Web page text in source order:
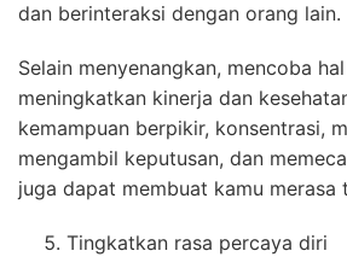
dan berinteraksi dengan orang lain.
Selain menyenangkan, mencoba
meningkatkan kinerja dan
kemampuan berpikir, konsentrasi,
mengambil keputusan, dan
juga dapat membuat kamu merasa
Tingkatkan rasa percaya diri